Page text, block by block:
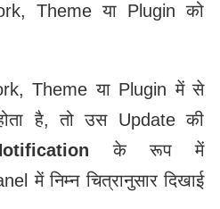
Theme या Plugin को
Theme या Plugin में से
है, तो उस Update की
के रूप में
में निम्न चित्रानुसार दिखाई